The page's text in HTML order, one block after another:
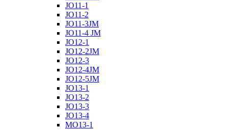
JO11-1
JO11-2
JO11-3JM
JO11-4 JM
JO12-1
JO12-2JM
JO12-3
JO12-4JM
JO12-5JM
JO13-1
JO13-2
JO13-3
JO13-4
MO13-1